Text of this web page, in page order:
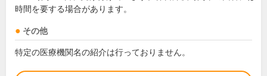
時間を要する場合があります。
その他
特定の医療機関名の紹介は行っておりません。